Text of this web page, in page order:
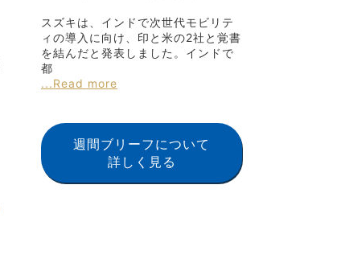
スズキは、インドで次世代モビリテ
ィの導入に向け、印と米の2社と覚書
を結んだと発表しました。インドで
都
...Read more
週間ブリーフについて
詳しく見る